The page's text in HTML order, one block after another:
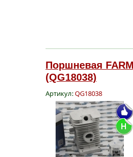
Поршневая
(QG18038)
Артикул:QG18038